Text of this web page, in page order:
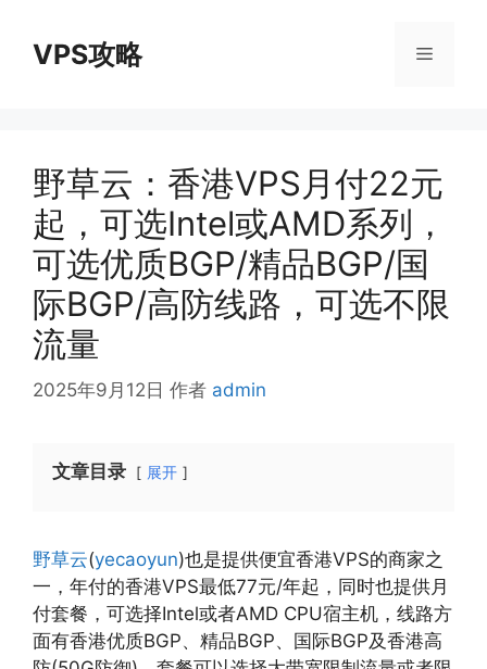
VPS攻略 菜
野草云：香港VPS月付22元
起，可选Intel或AMD系列，
可选优质BGP/精品BGP/国
际BGP/高防线路，可选不限
流量
2025年9月12日 作者 admin
文章目录 展开
野草云(yecaoyun)也是提供便宜香港VPS的商家之
一，年付的香港VPS最低77元/年起，同时也提供月
付套餐，可选择Intel或者AMD CPU宿主机，线路方
面有香港优质BGP、精品BGP、国际BGP及香港高